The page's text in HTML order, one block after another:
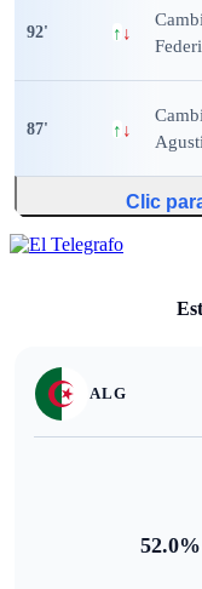
92' ↑ ↓
87' ↑ ↓
Clic
ALG
52.0%